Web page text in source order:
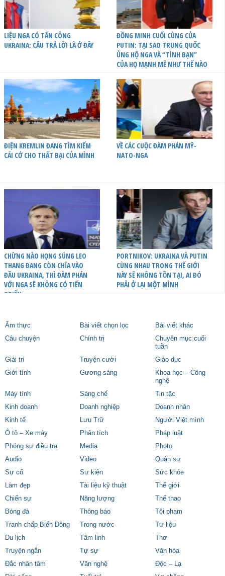
LIỆU NGA CÓ TẤN CÔNG
UKRAINA: CÂU TRẢ LỜI LÀ Ở ĐÂY
ĐỒNG MINH CUỐI CÙNG CỦA
PUTIN: TẠI SAO TRUNG QUỐC
ỦNG HỘ NGA VÀ “TÌNH BẠN”
CỦA HỌ MẠNH MẼ NHƯ THẾ NÀO
ĐIỆN KREMLIN ĐANG TÌM KIẾM
CÁI CỚ CHO THẤT BẠI CỦA MÌNH
VỀ CÁC CUỘC ĐÀM PHÁN MỸ-
NATO-NGA
CHỪNG NÀO HỌNG SÚNG LEO
THANG ĐANG CÒN CHĨA VÀO
ĐẦU UKRAINA, THÌ ĐÀM PHÁN
VỚI NGA SẼ KHÔNG CÓ TIẾN
TRIỂN
PORTNIKOV: UKRAINA VÀ PUTIN
CÙNG NHAU TRONG THẾ GIỚI
NÀY SẼ KHÔNG TỒN TẠI, AI ĐÓ
PHẢI Ở LẠI MỘT MÌNH
Ẩm thực Bài viết chọn lọc
Bài viết khác
Câu chuyện
Chính trị
Chuyên mục cuối
tuần
Giải trí
Truyện cười
Giáo dục
Giới tính
Gương sáng
Khoa học – Công
nghệ
Máy tính
Sáng chế
Tin tặc
Kinh doanh
Doanh nghiệp
Doanh nhân
Kinh tế
Lưu Trữ
Người Việt mình
Ô tô – Xe máy
Phân tích
Pháp luật
Phóng sự điều tra
Media
Photo
Audio
Video
Quân sự
Sự cố
Sự kiện
Sức khỏe
Làm đẹp
Tài liệu kỹ thuật
Thế giới
Chiến sự
Năng lượng
Thể thao
Bóng đá
Thông báo
Tội phạm
Tranh chấp Biển Đông
Trong nước
Tư liệu
Du lịch
Tâm linh
Thơ
Truyện ngắn
Tự sự
Văn hóa
Đắc nhân tâm
Văn nghệ
Độc – Lạ